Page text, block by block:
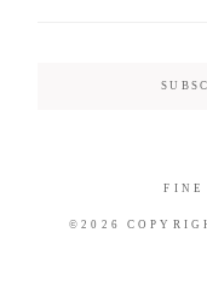
©2026
FINE